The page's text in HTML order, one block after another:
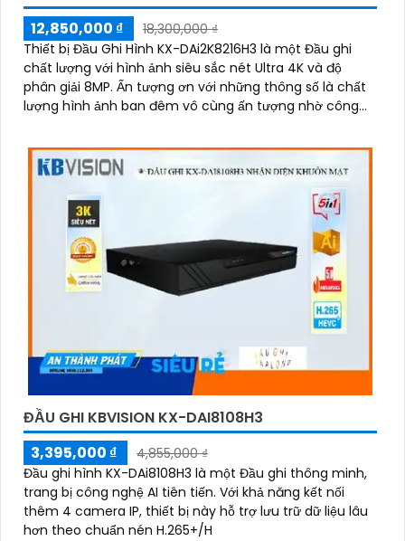
12,850,000 ₫
18,300,000 ₫
Thiết bị Đầu Ghi Hình KX-DAi2K8216H3 là một Đầu ghi
chất lượng với hình ảnh siêu sắc nét Ultra 4K và độ
phân giải 8MP. Ấn tượng ơn với những thông số là chất
lượng hình ảnh ban đêm vô cùng ấn tượng nhờ công
ĐẦU GHI KBVISION KX-DAI8108H3
3,395,000 ₫
4,855,000 ₫
Đầu ghi hình KX-DAi8108H3 là một Đầu ghi thông minh,
trang bị công nghệ AI tiên tiến. Với khả năng kết nối
thêm 4 camera IP, thiết bị này hỗ trợ lưu trữ dữ liệu lâu
hơn theo chuẩn nén H.265+/H